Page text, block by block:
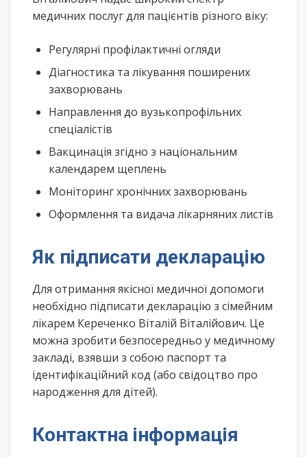
медичних послуг для пацієнтів різного віку:
Регулярні профілактичні огляди
Діагностика та лікування поширених
захворювань
Направлення до вузькопрофільних
спеціалістів
Вакцинація згідно з національним
календарем щеплень
Моніторинг хронічних захворювань
Оформлення та видача лікарняних листів
Як підписати декларацію
Для отримання якісної медичної допомоги
необхідно підписати декларацію з сімейним
лікарем Кереченко Віталій Віталійович. Це
можна зробити безпосередньо у медичному
закладі, взявши з собою паспорт та
ідентифікаційний код (або свідоцтво про
народження для дітей).
Контактна інформація